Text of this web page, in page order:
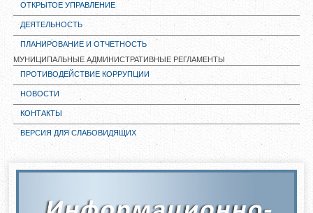
ОТКРЫТОЕ УПРАВЛЕНИЕ
ДЕЯТЕЛЬНОСТЬ
ПЛАНИРОВАНИЕ И ОТЧЕТНОСТЬ
МУНИЦИПАЛЬНЫЕ АДМИНИСТРАТИВНЫЕ РЕГЛАМЕНТЫ
ПРОТИВОДЕЙСТВИЕ КОРРУПЦИИ
НОВОСТИ
КОНТАКТЫ
ВЕРСИЯ ДЛЯ СЛАБОВИДЯЩИХ